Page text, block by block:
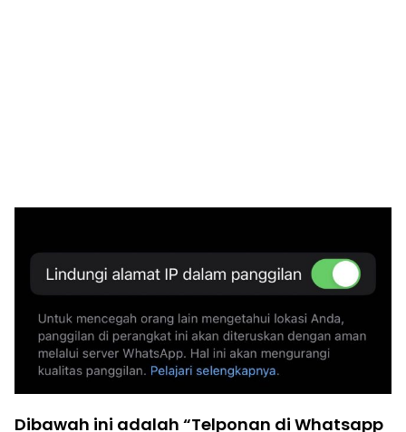
Dibawah ini adalah “Telponan di Whatsapp